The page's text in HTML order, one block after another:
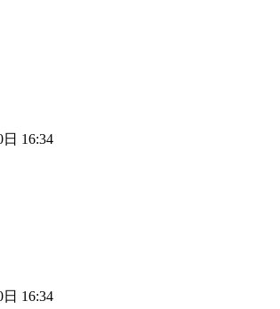
16:34
16:34